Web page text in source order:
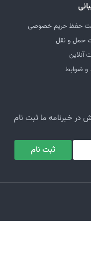
حفظ حریم خصوصی
حمل و نقل
ضوابط
در خبرنامه ما ثبت نام
ثبت نام